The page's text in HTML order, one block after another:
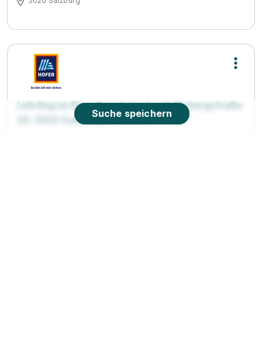
Lehrling im Einzelhandel (m/w/d) Fürbergstraße
29, 5020 Salzburg HOFER KG
Suche speichern